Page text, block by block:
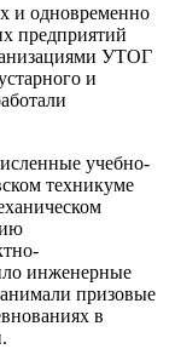
и одновременно
предприятий
УТОГ
и
учебно-
техникуме
инженерные
призовые
в